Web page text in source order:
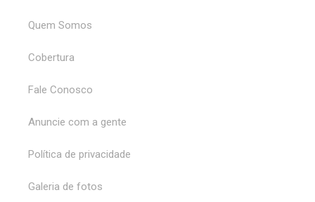
Quem Somos
Cobertura
Fale Conosco
Anuncie com a gente
Política de privacidade
Galeria de fotos